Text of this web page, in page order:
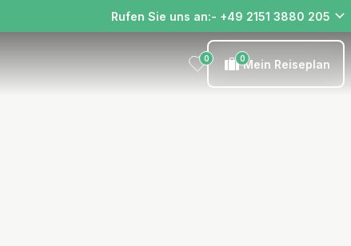
Rufen Sie uns an:- +49 2151 3880 205
0 0Mein Reiseplan